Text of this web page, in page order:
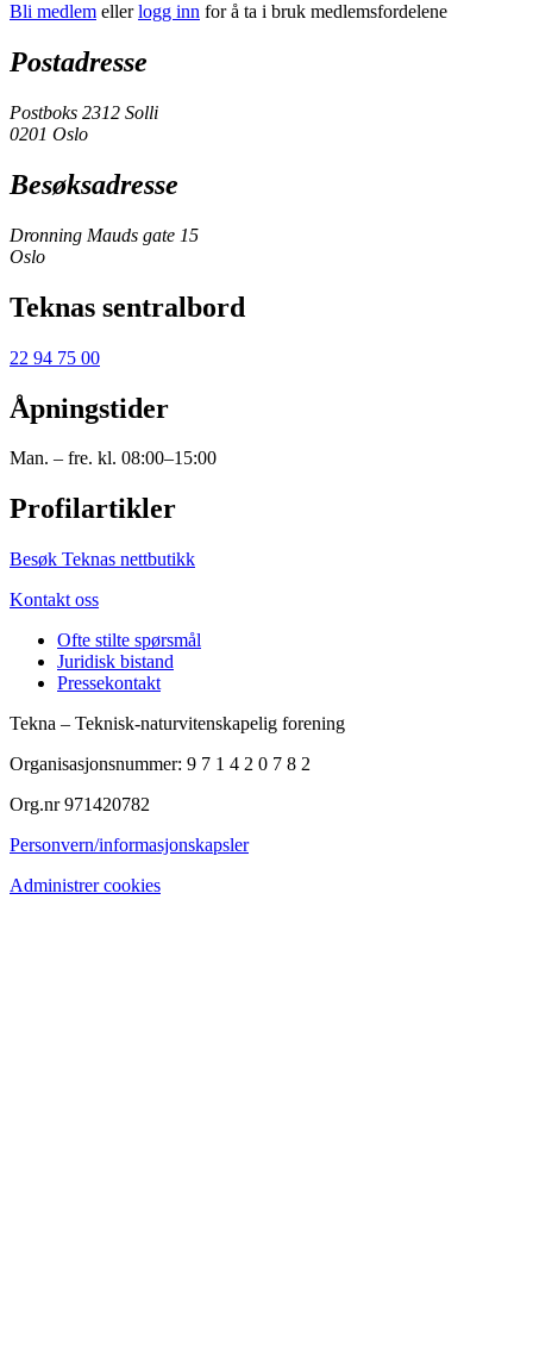
Bli medlem ellerlogg inn for å ta i bruk medlemsfordelene
Postadresse
Postboks 2312 Solli
0201 Oslo
Besøksadresse
Dronning Mauds gate 15
Oslo
Teknas sentralbord
22 94 75 00
Åpningstider
Man. – fre. kl. 08:00–15:00
Profilartikler
Besøk Teknas nettbutikk
Kontakt oss
Ofte stilte spørsmål
Juridisk bistand
Pressekontakt
Tekna – Teknisk-naturvitenskapelig forening
Organisasjonsnummer: 9 7 1 4 2 0 7 8 2
Org.nr 971420782
Personvern/informasjonskapsler
Administrer cookies